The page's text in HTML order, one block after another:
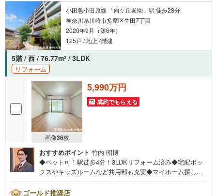
小田急小田原線 「向ケ丘遊園」駅 徒歩28分
神奈川県川崎市多摩区生田7丁目
2020年9月（築6年）
125戸 / 地上7階建
5階 / 西 / 76.77m2 / 3LDK
リフォーム
画像36枚
5,990万円
成約でもらえる
おすすめポイント 竹内 昭博
◆ペット可！駅徒歩4分！3LDKリフォーム済み◆宅配ボッ
クスやキッズルームなど共用部も充実◆マイホーム探しは
ループで購入後も安心◆◇地域密着！購入だけでなくご売
ゴールド推奨店